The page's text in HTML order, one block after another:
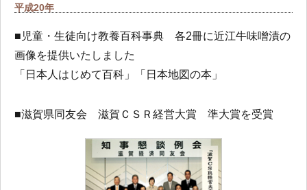
平成20年
■児童・生徒向け教養百科事典 各2冊に近江牛味噌漬の
画像を提供いたしました
「日本人はじめて百科」「日本地図の本」
■滋賀県同友会 滋賀ＣＳＲ経営大賞 準大賞を受賞